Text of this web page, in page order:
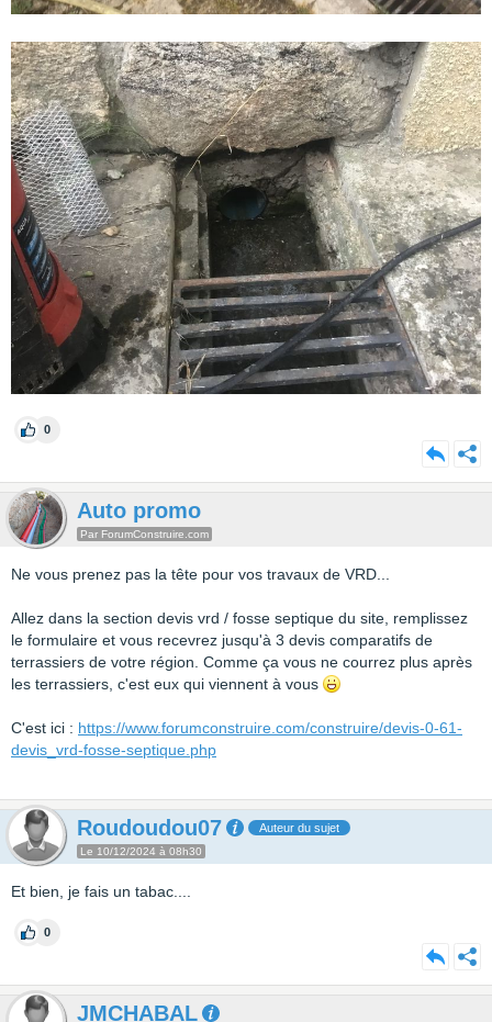
0
Auto promo
Par ForumConstruire.com
Ne vous prenez pas la tête pour vos travaux de VRD...
Allez dans la section devis vrd / fosse septique du site, remplissez
le formulaire et vous recevrez jusqu'à 3 devis comparatifs de
terrassiers de votre région. Comme ça vous ne courrez plus après
les terrassiers, c'est eux qui viennent à vous
C'est ici : https://www.forumconstruire.com/construire/devis-0-61-
devis_vrd-fosse-septique.php
Roudoudou07 Auteur du sujet
Le 10/12/2024 à 08h30
Et bien, je fais un tabac....
0
JMCHABAL